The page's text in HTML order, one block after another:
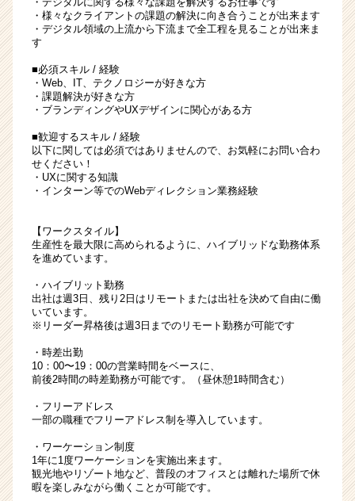
・様々なクライアントの課題の解決に向き合うことが出来ます
・デジタル領域の上流から下流まで全工程を見ることが出来ま
す
■必須スキル / 経験
・Web、IT、テクノロジーが好きな方
・課題解決が好きな方
・ブランディングやUXデザインに関心がある方
■歓迎するスキル / 経験
以下に関しては必須ではありませんので、お気軽にお問い合わ
せください！
・UXに関する知識
・インターン等でのWebディレクション業務経験
【ワークスタイル】
生産性を最大限に高められるように、ハイブリッドな勤務体系
を進めています。
・ハイブリット勤務
出社は週3日、残り2日はリモートまたは出社を決めて自由に働
いています。
※リーダー昇格後は週3日までのリモート勤務が可能です
・時差出勤
10：00〜19：00の営業時間をベースに、
前後2時間の時差勤務が可能です。（昼休憩1時間含む）
・フリーアドレス
一部の職種でフリーアドレス制を導入しています。
・ワーケーション制度
1年に1度ワーケーションを実施出来ます。
観光地やリゾート地など、普段のオフィスとは離れた場所で休
暇を楽しみながら働くことが可能です。